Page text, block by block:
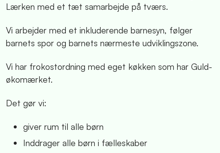
Lærken med et tæt samarbejde på tværs.
Vi arbejder med et inkluderende barnesyn, følger
barnets spor og barnets nærmeste udviklingszone.
Vi har frokostordning med eget køkken som har Guld-
økomærket.
Det gør vi:
giver rum til alle børn
Inddrager alle børn i fælleskaber